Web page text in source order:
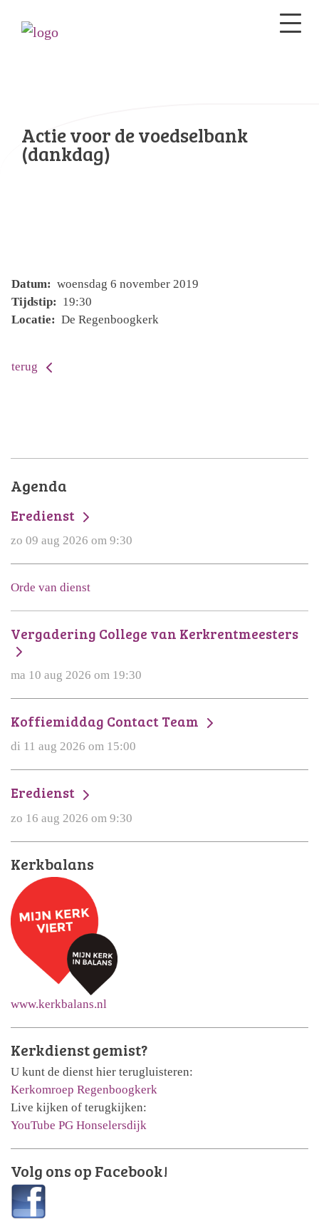
Actie voor de voedselbank
(dankdag)
Datum: woensdag 6 november 2019
Tijdstip: 19:30
Locatie: De Regenboogkerk
terug
Agenda
Eredienst
zo 09 aug 2026 om 9:30
Orde van dienst
Vergadering College van Kerkrentmeesters
ma 10 aug 2026 om 19:30
Koffiemiddag Contact Team
di 11 aug 2026 om 15:00
Eredienst
zo 16 aug 2026 om 9:30
Kerkbalans
www.kerkbalans.nl
Kerkdienst gemist?
U kunt de dienst hier terugluisteren:
Kerkomroep Regenboogkerk
Live kijken of terugkijken:
YouTube PG Honselersdijk
Volg ons op Facebook!